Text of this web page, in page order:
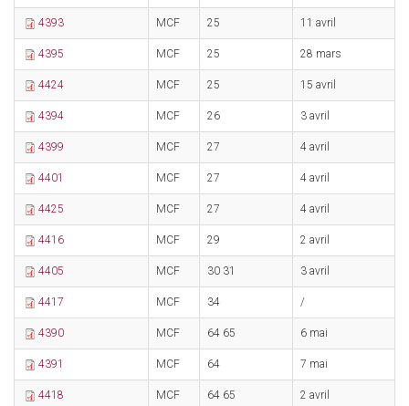
4393 MCF 25 11 avril
4395 MCF 25 28 mars
4424 MCF 25 15 avril
4394 MCF 26 3 avril
4399 MCF 27 4 avril
4401 MCF 27 4 avril
4425 MCF 27 4 avril
4416 MCF 29 2 avril
4405 MCF 30 31 3 avril
4417 MCF 34 /
4390 MCF 64 65 6 mai
4391 MCF 64 7 mai
4418 MCF 64 65 2 avril